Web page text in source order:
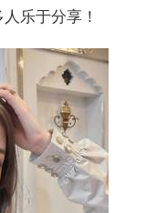
乐于分享！